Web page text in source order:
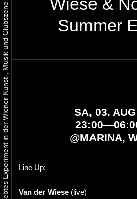
Urbaner Aktivismus als gelebtes Experiment in der Wiener Kunst-, Musik und Clubszene
Wiese &
Summer
SA, 03.
@MARINA,
Line Up:
Van der Wiese (live)